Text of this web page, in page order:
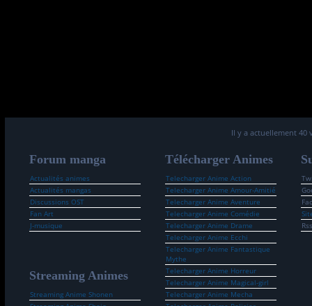
Il y a actuellement 40
Forum manga
Actualités animes
Actualités mangas
Discussions OST
Fan Art
J-musique
Streaming Animes
Streaming Anime Shonen
Télécharger Animes
Telecharger Anime Action
Telecharger Anime Amour-Amitié
Telecharger Anime Aventure
Telecharger Anime Comédie
Telecharger Anime Drame
Telecharger Anime Ecchi
Telecharger Anime Fantastique
Mythe
Telecharger Anime Horreur
Telecharger Anime Magical-girl
Telecharger Anime Mecha
Rss